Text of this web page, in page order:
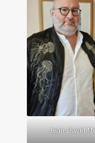
Hors les murs
Les amis
LUDIBD
Jean-David